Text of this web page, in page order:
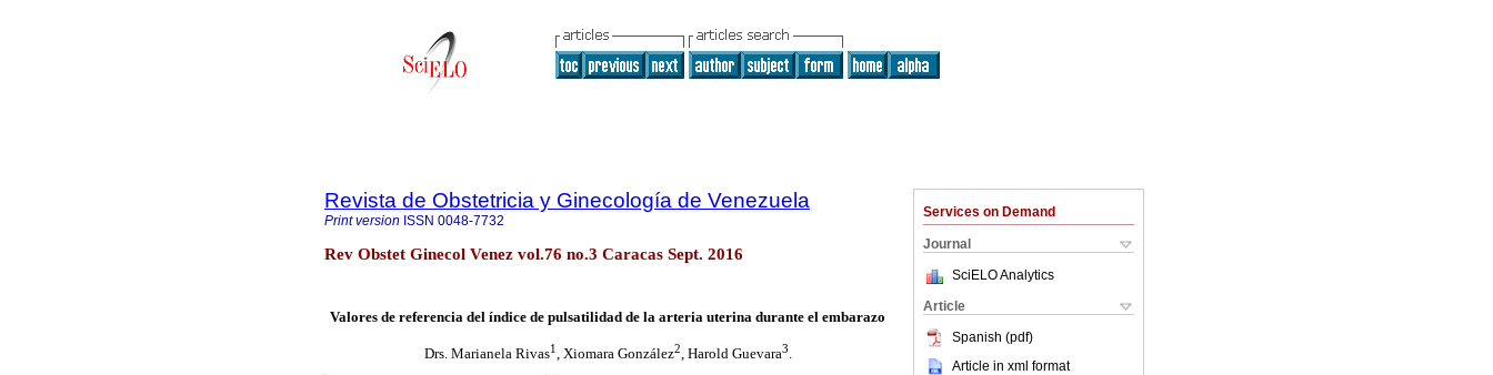
Services on Demand
Journal
SciELO Analytics
Article
Spanish (pdf)
Article in xml format
Revista de Obstetricia y Ginecología de Venezuela
Print version ISSN 0048-7732
Rev Obstet Ginecol Venez vol.76 no.3 Caracas Sept. 2016
Valores de referencia del índice de pulsatilidad de la arteria uterina durante el embarazo
Drs. Marianela Rivas1 , Xiomara González2 , Harold Guevara3